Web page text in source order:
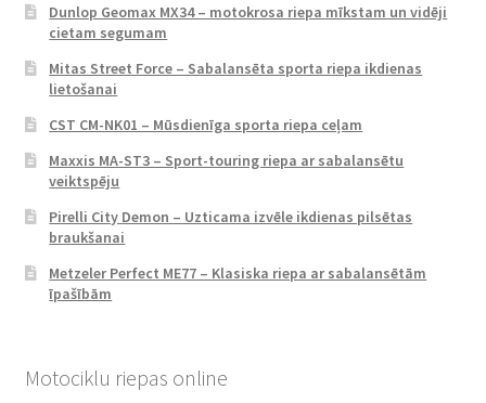
Dunlop Geomax MX34 – motokrosa riepa mīkstam un vidēji
cietam segumam
Mitas Street Force – Sabalansēta sporta riepa ikdienas
lietošanai
CST CM-NK01 – Mūsdienīga sporta riepa ceļam
Maxxis MA-ST3 – Sport-touring riepa ar sabalansētu
veiktspēju
Pirelli City Demon – Uzticama izvēle ikdienas pilsētas
braukšanai
Metzeler Perfect ME77 – Klasiska riepa ar sabalansētām
īpašībām
Motociklu riepas online